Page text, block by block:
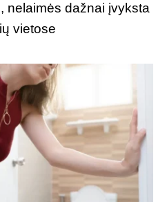
nelaimės dažnai įvyksta
vietose